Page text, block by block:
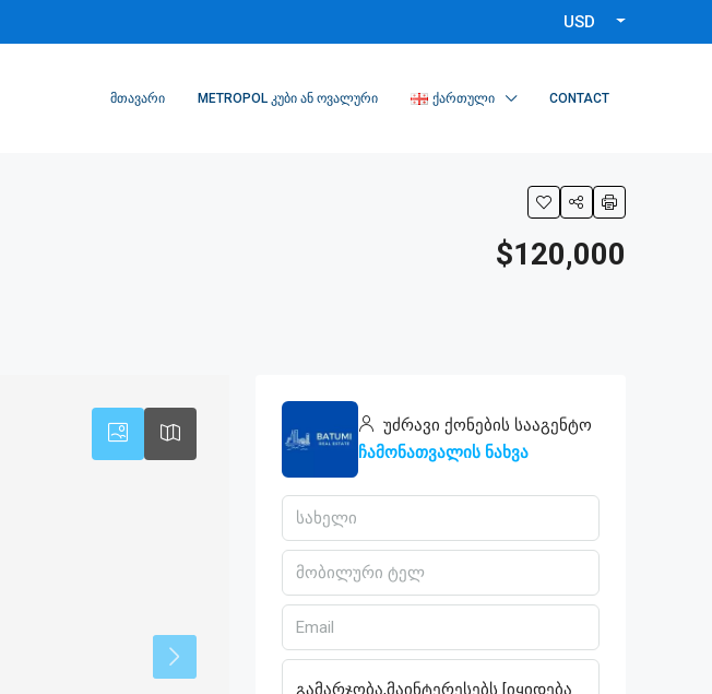
USD
ᲛᲗᲐᲕᲐᲠᲘ METROPOL ᲙᲣᲑᲘ ᲐᲜ ᲝᲕᲐᲚᲣᲠᲘ ᲥᲐᲠᲗᲣᲚᲘ CONTACT
$120,000
უძრავი ქონების სააგენტო
ჩამონათვალის ნახვა